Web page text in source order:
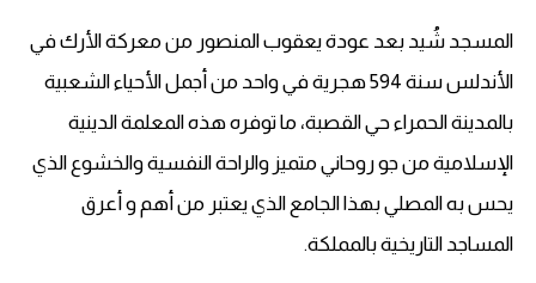
المسجد شُيد بعد عودة يعقوب المنصور من معركة الأرك في
الأندلس سنة 594 هجرية في واحد من أجمل الأحياء الشعبية
بالمدينة الحمراء حي القصبة، ما توفره هذه المعلمة الدينية
الإسلامية من جو روحاني متميز والراحة النفسية والخشوع الذي
يحس به المصلي بهذا الجامع الذي يعتبر من أهم و أعرق
المساجد التاريخية بالمملكة.